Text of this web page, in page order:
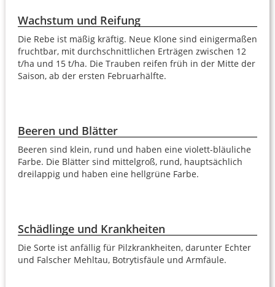
Wachstum und Reifung
Die Rebe ist mäßig kräftig. Neue Klone sind einigermaßen
fruchtbar, mit durchschnittlichen Erträgen zwischen 12
t/ha und 15 t/ha. Die Trauben reifen früh in der Mitte der
Saison, ab der ersten Februarhälfte.
Beeren und Blätter
Beeren sind klein, rund und haben eine violett-bläuliche
Farbe. Die Blätter sind mittelgroß, rund, hauptsächlich
dreilappig und haben eine hellgrüne Farbe.
Schädlinge und Krankheiten
Die Sorte ist anfällig für Pilzkrankheiten, darunter Echter
und Falscher Mehltau, Botrytisfäule und Armfäule.